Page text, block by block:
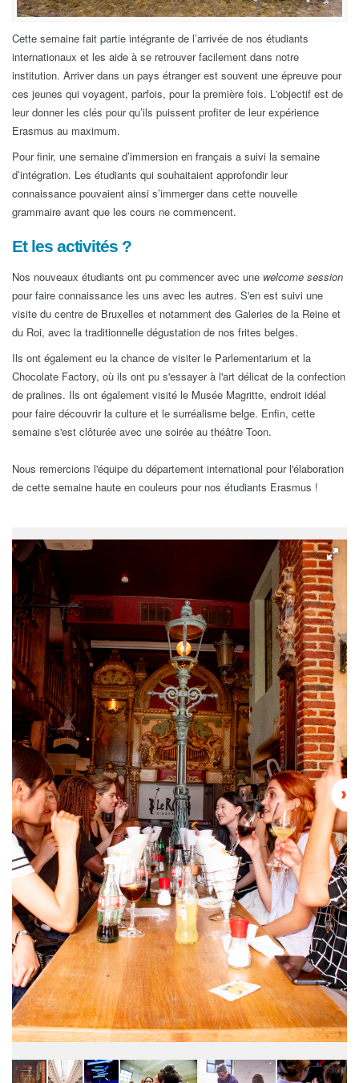
Cette semaine fait partie intégrante de l’arrivée de nos étudiants
internationaux et les aide à se retrouver facilement dans notre
institution. Arriver dans un pays étranger est souvent une épreuve pour
ces jeunes qui voyagent, parfois, pour la première fois. L'objectif est de
leur donner les clés pour qu’ils puissent profiter de leur expérience
Erasmus au maximum.
Pour finir, une semaine d’immersion en français a suivi la semaine
d’intégration. Les étudiants qui souhaitaient approfondir leur
connaissance pouvaient ainsi s’immerger dans cette nouvelle
grammaire avant que les cours ne commencent.
Et les activités ?
Nos nouveaux étudiants ont pu commencer avec une welcome session
pour faire connaissance les uns avec les autres. S'en est suivi une
visite du centre de Bruxelles et notamment des Galeries de la Reine et
du Roi, avec la traditionnelle dégustation de nos frites belges.
Ils ont également eu la chance de visiter le Parlementarium et la
Chocolate Factory, où ils ont pu s'essayer à l'art délicat de la confection
de pralines. Ils ont également visité le Musée Magritte, endroit idéal
pour faire découvrir la culture et le surréalisme belge. Enfin, cette
semaine s'est clôturée avec une soirée au théâtre Toon.
Nous remercions l'équipe du département international pour l'élaboration
de cette semaine haute en couleurs pour nos étudiants Erasmus !